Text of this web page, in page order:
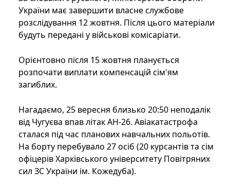
України має завершити власне службове
розслідування 12 жовтня. Після цього матеріали
будуть передані у військові комісаріати.
Орієнтовно після 15 жовтня планується
розпочати виплати компенсацій сім'ям
загиблих.
Нагадаємо, 25 вересня близько 20:50 неподалік
від Чугуєва впав літак АН-26. Авіакатастрофа
сталася під час планових навчальних польотів.
На борту перебувало 27 осіб (20 курсантів та сім
офіцерів Харківського університету Повітряних
сил ЗС України ім. Кожедуба).